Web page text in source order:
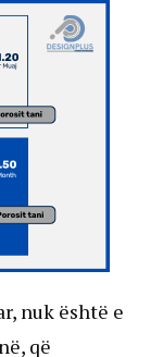
nuk është e
që